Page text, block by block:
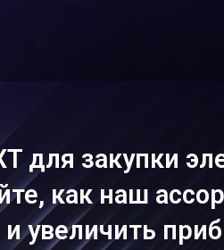
для закупки
как наш
увеличить